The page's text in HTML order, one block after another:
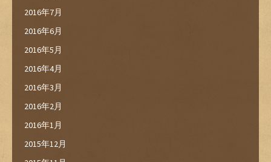
2016年7月
2016年6月
2016年5月
2016年4月
2016年3月
2016年2月
2016年1月
2015年12月